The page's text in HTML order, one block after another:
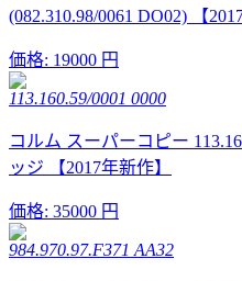
(082.310.98/0061 DO02) 【
価格: 19000 円
113.160.59/0001 0000
コルム スーパーコピー
ッジ 【2017年新作】
価格: 35000 円
984.970.97.F371 AA32